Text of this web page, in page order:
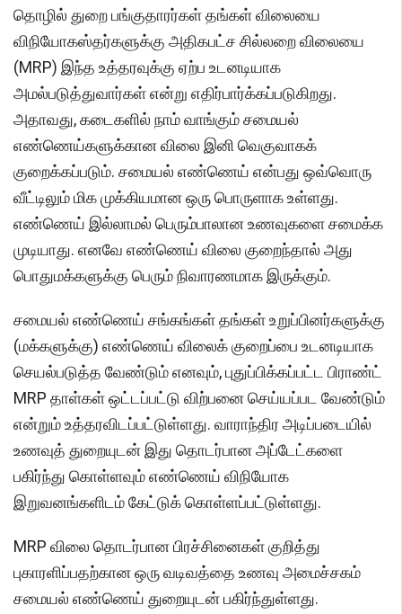
தொழில் துறை பங்குதாரர்கள் தங்கள் விலையை
விநியோகஸ்தர்களுக்கு அதிகபட்ச சில்லறை விலையை
(MRP) இந்த உத்தரவுக்கு ஏற்ப உடனடியாக
அமல்படுத்துவார்கள் என்று எதிர்பார்க்கப்படுகிறது.
அதாவது, கடைகளில் நாம் வாங்கும் சமையல்
எண்ணெய்களுக்கான விலை இனி வெகுவாகக்
குறைக்கப்படும். சமையல் எண்ணெய் என்பது ஒவ்வொரு
வீட்டிலும் மிக முக்கியமான ஒரு பொருளாக உள்ளது.
எண்ணெய் இல்லாமல் பெரும்பாலான உணவுகளை சமைக்க
முடியாது. எனவே எண்ணெய் விலை குறைந்தால் அது
பொதுமக்களுக்கு பெரும் நிவாரணமாக இருக்கும்.
சமையல் எண்ணெய் சங்கங்கள் தங்கள் உறுப்பினர்களுக்கு
(மக்களுக்கு) எண்ணெய் விலைக் குறைப்பை உடனடியாக
செயல்படுத்த வேண்டும் எனவும், புதுப்பிக்கப்பட்ட பிராண்ட்
MRP தாள்கள் ஒட்டப்பட்டு விற்பனை செய்யப்பட வேண்டும்
என்றும் உத்தரவிடப்பட்டுள்ளது. வாராந்திர அடிப்படையில்
உணவுத் துறையுடன் இது தொடர்பான அப்டேட்களை
பகிர்ந்து கொள்ளவும் எண்ணெய் விநியோக
இறுவனங்களிடம் கேட்டுக் கொள்ளப்பட்டுள்ளது.
MRP விலை தொடர்பான பிரச்சினைகள் குறித்து
புகாரளிப்பதற்கான ஒரு வடிவத்தை உணவு அமைச்சகம்
சமையல் எண்ணெய் துறையுடன் பகிர்ந்துள்ளது.